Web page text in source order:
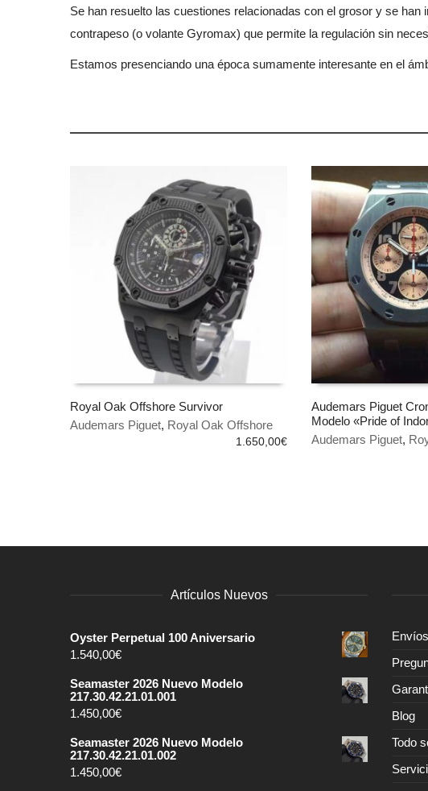
Se han resuelto las cuestiones relacionadas con el grosor y se
contrapeso (o volante Gyromax) que permite la regulación sin
Estamos presenciando una época sumamente interesante en el
AÑADIR AL CARRITO
Royal Oak Offshore Survivor
Audemars Piguet, Royal Oak Offshore
1.650,00€
AÑADIR AL CARRITO
Audemars Piguet
Modelo «Pride of
Audemars Piguet,
Artículos Nuevos
Oyster Perpetual 100 Aniversario
1.540,00€
Seamaster 2026 Nuevo Modelo
217.30.42.21.01.001
1.450,00€
Seamaster 2026 Nuevo Modelo
217.30.42.21.01.002
1.450,00€
Envíos
Blog
Todo